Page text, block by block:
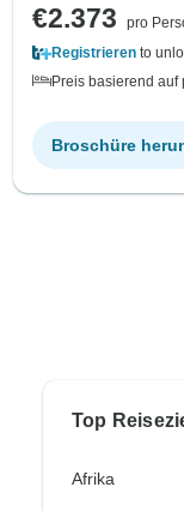
€2.373
pro
Registrieren to
Preis basierend
Broschüre
Top
Afrika